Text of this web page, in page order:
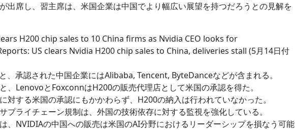
出席し、習主席は、米国企業は中国でより幅広い展望を持つだろうとの見解を
H200 chip sales to 10 China firms as Nvidia CEO looks for
US clears Nvidia H200 chip sales to China, deliveries stall (5月14日付
、承認された中国企業にはAlibaba, Tencent, ByteDanceなどが含まれる。
、LenovoとFoxconnはH200の販売代理店として米国の承認を得た。
対する米国の承認にもかかわらず、H200の納入は行われていなかった。
プライチェーン規制は、外国の技術依存に対する監視を強化している。
、NVIDIAの中国への販売は米国のAI分野におけるリーダーシップを損なう可能